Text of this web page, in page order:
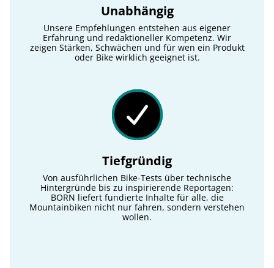
Unabhängig
Unsere Empfehlungen entstehen aus eigener
Erfahrung und redaktioneller Kompetenz. Wir
zeigen Stärken, Schwächen und für wen ein Produkt
oder Bike wirklich geeignet ist.
Tiefgründig
Von ausführlichen Bike-Tests über technische
Hintergründe bis zu inspirierende Reportagen:
BORN liefert fundierte Inhalte für alle, die
Mountainbiken nicht nur fahren, sondern verstehen
wollen.